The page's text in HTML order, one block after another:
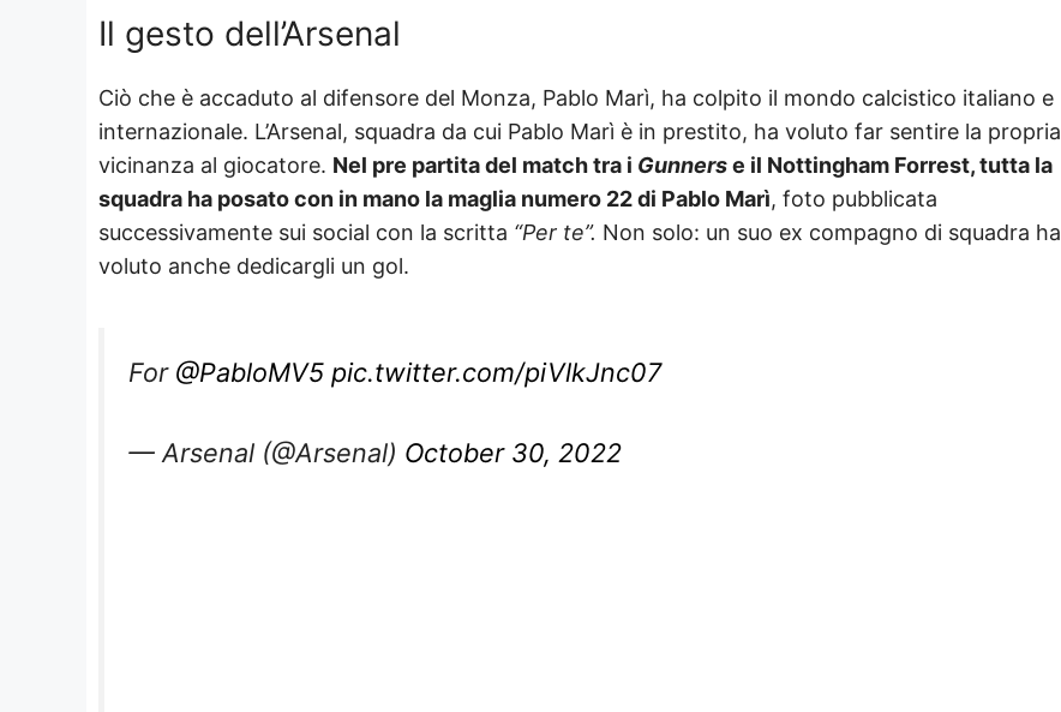
Il gesto dell’Arsenal
Ciò che è accaduto al difensore del Monza, Pablo Marì, ha colpito il mondo calcistico italiano e
internazionale. L’Arsenal, squadra da cui Pablo Marì è in prestito, ha voluto far sentire la propria
vicinanza al giocatore. Nel pre partita del match tra i Gunnerse il Nottingham Forrest, tutta la
squadra ha posato con in mano la maglia numero 22 di Pablo Marì, foto pubblicata
successivamente sui social con la scritta “Per te”. Non solo: un suo ex compagno di squadra ha
voluto anche dedicargli un gol.
For @PabloMV5 pic.twitter.com/piVlkJnc07
— Arsenal (@Arsenal) October 30, 2022